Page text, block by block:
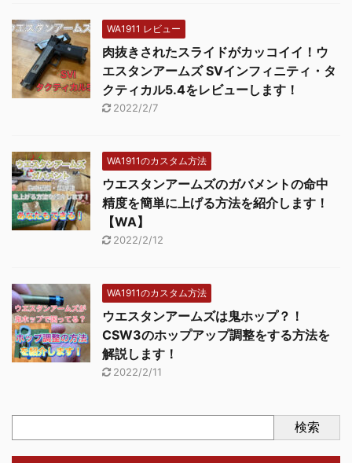
WA1911 レビュー
肉抜きされたスライドがカッコイイ！ウ
エスタンアームズ SVインフィニティ・タ
クティカル5.4をレビューします！
2022/2/7
WA1911のカスタム方法
ウエスタンアームズのガバメントの命中
精度を簡単に上げる方法を紹介します！
【WA】
2022/2/12
WA1911のカスタム方法
ウエスタンアームズは鬼ホップ？！
CSW3のホップアップ調整をする方法を
解説します！
2022/2/11
検索